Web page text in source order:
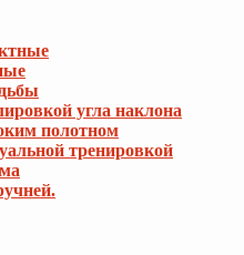
угла наклона
полотном
тренировкой